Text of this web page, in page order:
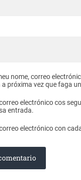
nome, correo
próxima vez que faga
electrónico cos
entrada.
electrónico con